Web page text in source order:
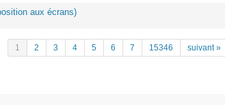
aux écrans)
1 2 3 4 5 6 7 15346 suivant »